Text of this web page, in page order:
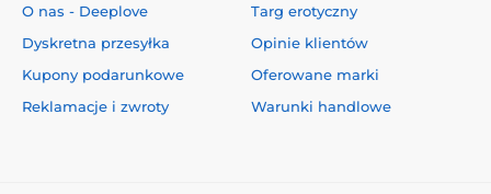
O nas - Deeplove
Dyskretna przesyłka
Kupony podarunkowe
Reklamacje i zwroty
Targ erotyczny
Opinie klientów
Oferowane marki
Warunki handlowe